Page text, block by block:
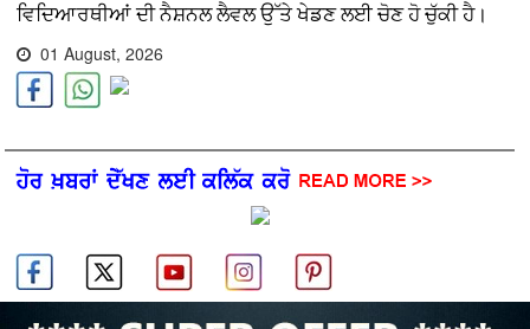
ਵਿਦਿਆਰਥੀਆਂ ਦੀ ਨੈਸ਼ਨਲ ਲੈਵਲ ਉੱਤੇ ਖੇਡਣ ਲਈ ਚੋਣ ਹੋ ਚੁੱਕੀ ਹੈ।
01 August, 2026